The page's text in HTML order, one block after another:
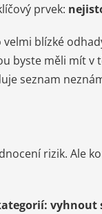
prvek:
blízké
byste měli mít v
seznam
rizik. Ale